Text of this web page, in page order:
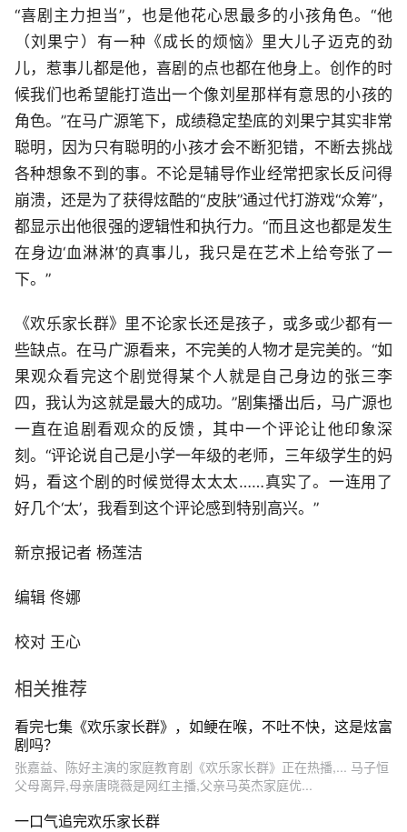
“喜剧主力担当”，也是他花心思最多的小孩角色。“他
（刘果宁）有一种《成长的烦恼》里大儿子迈克的劲
儿，惹事儿都是他，喜剧的点也都在他身上。创作的时
候我们也希望能打造出一个像刘星那样有意思的小孩的
角色。”在马广源笔下，成绩稳定垫底的刘果宁其实非常
聪明，因为只有聪明的小孩才会不断犯错，不断去挑战
各种想象不到的事。不论是辅导作业经常把家长反问得
崩溃，还是为了获得炫酷的“皮肤”通过代打游戏“众筹”，
都显示出他很强的逻辑性和执行力。“而且这也都是发生
在身边‘血淋淋’的真事儿，我只是在艺术上给夸张了一
下。”
《欢乐家长群》里不论家长还是孩子，或多或少都有一
些缺点。在马广源看来，不完美的人物才是完美的。“如
果观众看完这个剧觉得某个人就是自己身边的张三李
四，我认为这就是最大的成功。”剧集播出后，马广源也
一直在追剧看观众的反馈，其中一个评论让他印象深
刻。“评论说自己是小学一年级的老师，三年级学生的妈
妈，看这个剧的时候觉得太太太……真实了。一连用了
好几个‘太’，我看到这个评论感到特别高兴。”
新京报记者 杨莲洁
编辑 佟娜
校对 王心
相关推荐
看完七集《欢乐家长群》，如鲠在喉，不吐不快，这是炫富
剧吗？
张嘉益、陈好主演的家庭教育剧《欢乐家长群》正在热播,... 马子恒
父母离异,母亲唐晓薇是网红主播,父亲马英杰家庭优...
一口气追完欢乐家长群